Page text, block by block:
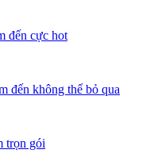
đến cực hot
đến không thể bỏ qua
trọn gói